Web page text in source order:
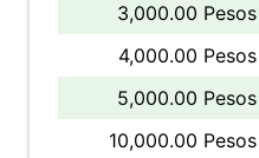
3,000.00 Pesos
4,000.00 Pesos
5,000.00 Pesos
10,000.00 Pesos